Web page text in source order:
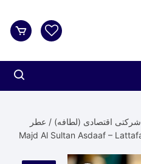
شرکتی اقتصادی (لطافه) / عطر